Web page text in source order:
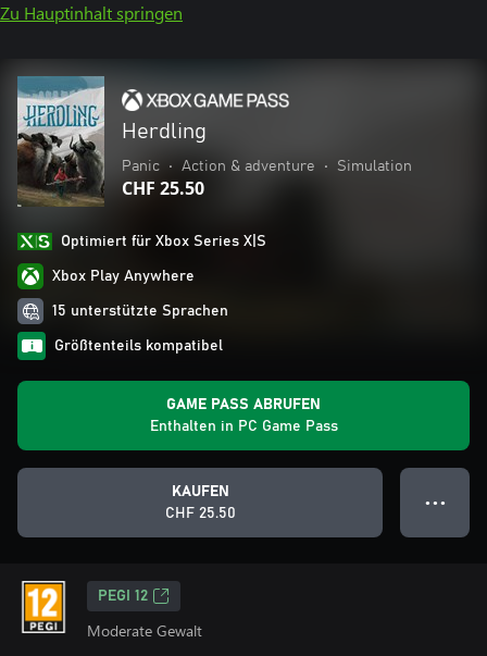
Zu Hauptinhalt springen
Herdling
Panic • Action & adventure • Simulation
CHF 25.50
Optimiert für Xbox Series X|S
Xbox Play Anywhere
15 unterstützte Sprachen
Größtenteils kompatibel
GAME PASS ABRUFEN
Enthalten in PC Game Pass
KAUFEN
CHF 25.50
● ● ●
PEGI 12
Moderate Gewalt